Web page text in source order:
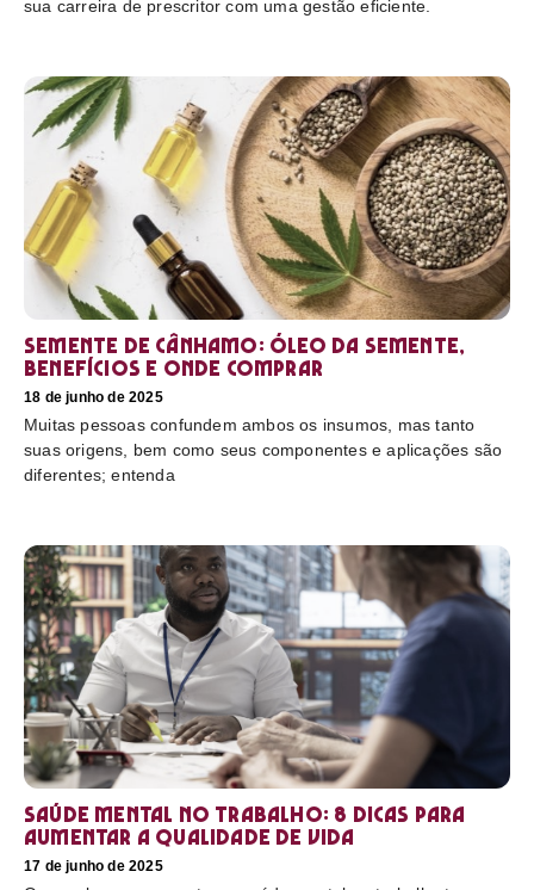
sua carreira de prescritor com uma gestão eficiente.
Semente de cânhamo: óleo da semente,
benefícios e onde comprar
18 de junho de 2025
Muitas pessoas confundem ambos os insumos, mas tanto
suas origens, bem como seus componentes e aplicações são
diferentes; entenda
Saúde mental no trabalho: 8 dicas para
aumentar a qualidade de vida
17 de junho de 2025